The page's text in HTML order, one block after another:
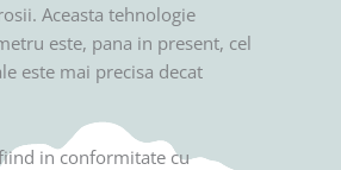
Aceasta tehnologie
este, pana in present, cel
este mai precisa decat
in conformitate cu